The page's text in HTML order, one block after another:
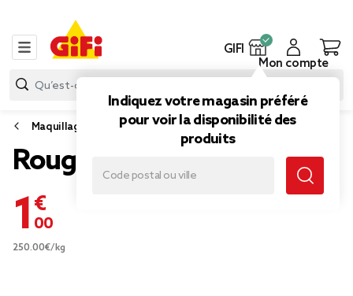
GIFI
Indiquez votre magasin préféré
pour voir la disponibilité des
produits
Mon compte
Maquillage
Rouge à lèvres brun nacré
1,00 €
250.00€/kg